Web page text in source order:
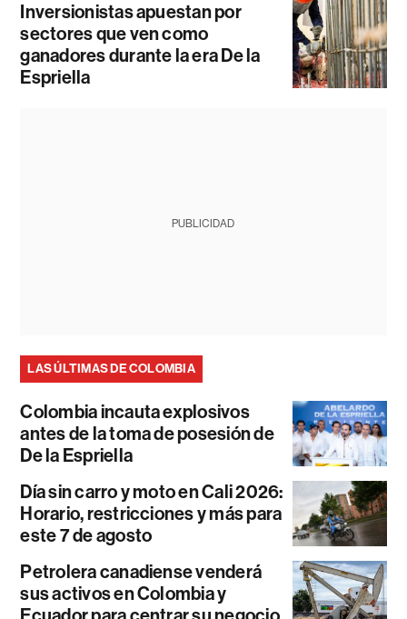
Inversionistas apuestan por
sectores que ven como
ganadores durante la era De la
Espriella
PUBLICIDAD
LAS ÚLTIMAS DE COLOMBIA
Colombia incauta explosivos
antes de la toma de posesión de
De la Espriella
Día sin carro y moto en Cali 2026:
Horario, restricciones y más para
este 7 de agosto
Petrolera canadiense venderá
sus activos en Colombia y